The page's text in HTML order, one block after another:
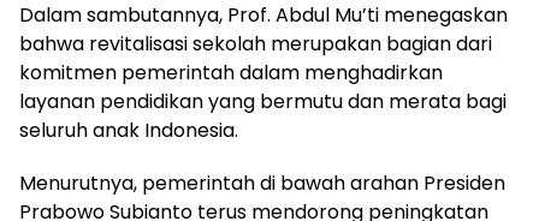
‎Dalam sambutannya, Prof. Abdul Mu’ti menegaskan
bahwa revitalisasi sekolah merupakan bagian dari
komitmen pemerintah dalam menghadirkan
layanan pendidikan yang bermutu dan merata bagi
seluruh anak Indonesia.
‎Menurutnya, pemerintah di bawah arahan Presiden
Prabowo Subianto terus mendorong peningkatan